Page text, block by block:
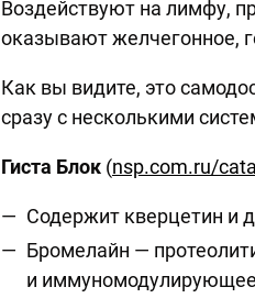
Воздействуют на лимфу,
оказывают желчегонное,
Как вы видите, это
сразу с несколькими
Гиста Блок (nsp.com.ru/
Содержит кверцетин и
Бромелайн —
и